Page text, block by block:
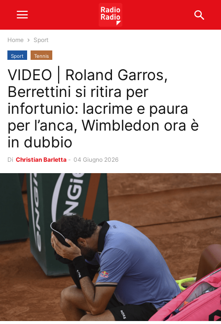
Home Sport
Sport Tennis
VIDEO | Roland Garros,
Berrettini si ritira per
infortunio: lacrime e paura
per l’anca, Wimbledon ora è
in dubbio
Di Christian Barletta - 04 Giugno 2026